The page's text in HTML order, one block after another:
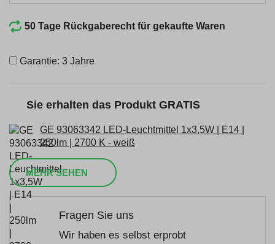
50 Tage Rückgaberecht für gekaufte Waren
Garantie: 3 Jahre
Sie erhalten das Produkt GRATIS
GE 93063342 LED-Leuchtmittel 1x3,5W | E14 |
250lm | 2700 K - weiß
MEHR SEHEN
Fragen Sie uns
Wir haben es selbst erprobt